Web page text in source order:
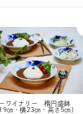
ワイナリー 楕円盛鉢
19㎝・横23㎝・高さ5㎝）